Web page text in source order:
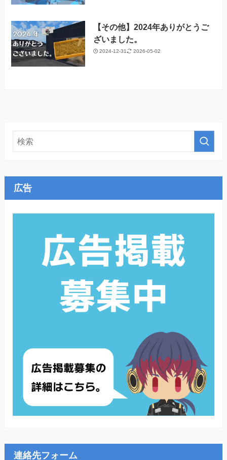
【その他】2024年ありがとうご
ざいました。
2024-12-31 2026-05-02
広告
連絡先フォーム